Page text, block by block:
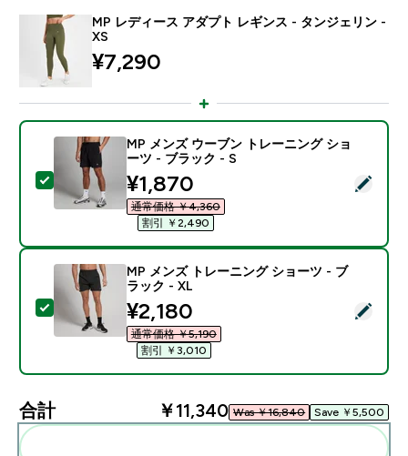
MP レディース アダプト レギンス - タンジェリン -
XS
¥7,290‎
この商品を選択 - MP メンズ ウーブン トレーニング
MP メンズ ウーブン トレーニング ショ
ーツ - ブラック - S
discounted price
¥1,870‎
通常価格 ￥4,360‎
割引 ￥2,490‎
この商品を選択 - MP メンズ トレーニング ショーツ -
MP メンズ トレーニング ショーツ - ブ
ラック - XL
discounted price
¥2,180‎
通常価格 ￥5,190‎
割引 ￥3,010‎
合計 ￥11,340‎ Was ￥16,840‎ Save ￥5,500‎